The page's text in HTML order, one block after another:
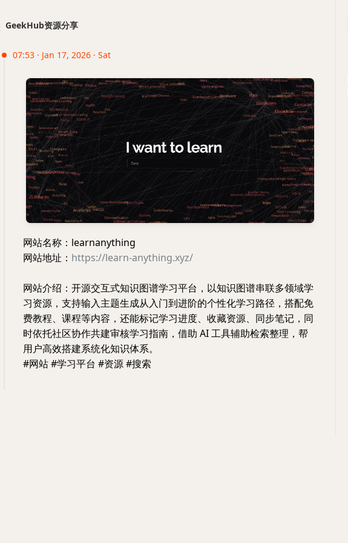
GeekHub资源分享
07:53 · Jan 17, 2026 · Sat
网站名称：learnanything
网站地址： https://learn-anything.xyz/
网站介绍：开源交互式知识图谱学习平台，以知识图谱串联多领域学
习资源，支持输入主题生成从入门到进阶的个性化学习路径，搭配免
费教程、课程等内容，还能标记学习进度、收藏资源、同步笔记，同
时依托社区协作共建审核学习指南，借助 AI 工具辅助检索整理，帮
用户高效搭建系统化知识体系。
#网站 #学习平台 #资源 #搜索